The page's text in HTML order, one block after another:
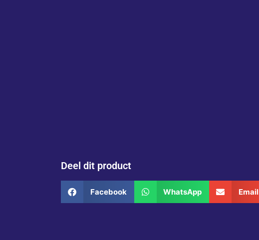
Deel dit product
Facebook WhatsApp Email